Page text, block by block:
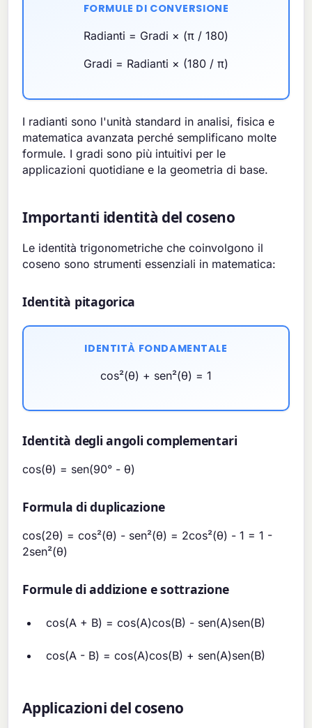
FORMULE DI CONVERSIONE
Radianti = Gradi × (π / 180)
Gradi = Radianti × (180 / π)
I radianti sono l'unità standard in analisi, fisica e
matematica avanzata perché semplificano molte
formule. I gradi sono più intuitivi per le
applicazioni quotidiane e la geometria di base.
Importanti identità del coseno
Le identità trigonometriche che coinvolgono il
coseno sono strumenti essenziali in matematica:
Identità pitagorica
IDENTITÀ FONDAMENTALE
cos²(θ) + sen²(θ) = 1
Identità degli angoli complementari
cos(θ) = sen(90° - θ)
Formula di duplicazione
cos(2θ) = cos²(θ) - sen²(θ) = 2cos²(θ) - 1 = 1 -
2sen²(θ)
Formule di addizione e sottrazione
cos(A + B) = cos(A)cos(B) - sen(A)sen(B)
cos(A - B) = cos(A)cos(B) + sen(A)sen(B)
Applicazioni del coseno